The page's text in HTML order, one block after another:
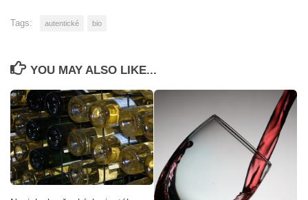
Tags: autentické bio
YOU MAY ALSO LIKE...